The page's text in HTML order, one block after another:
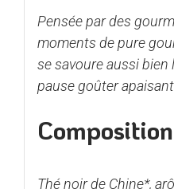
Pensée par des
moments de pure
se savoure aussi bien
pause goûter
Composition
Thé noir de Chine*,